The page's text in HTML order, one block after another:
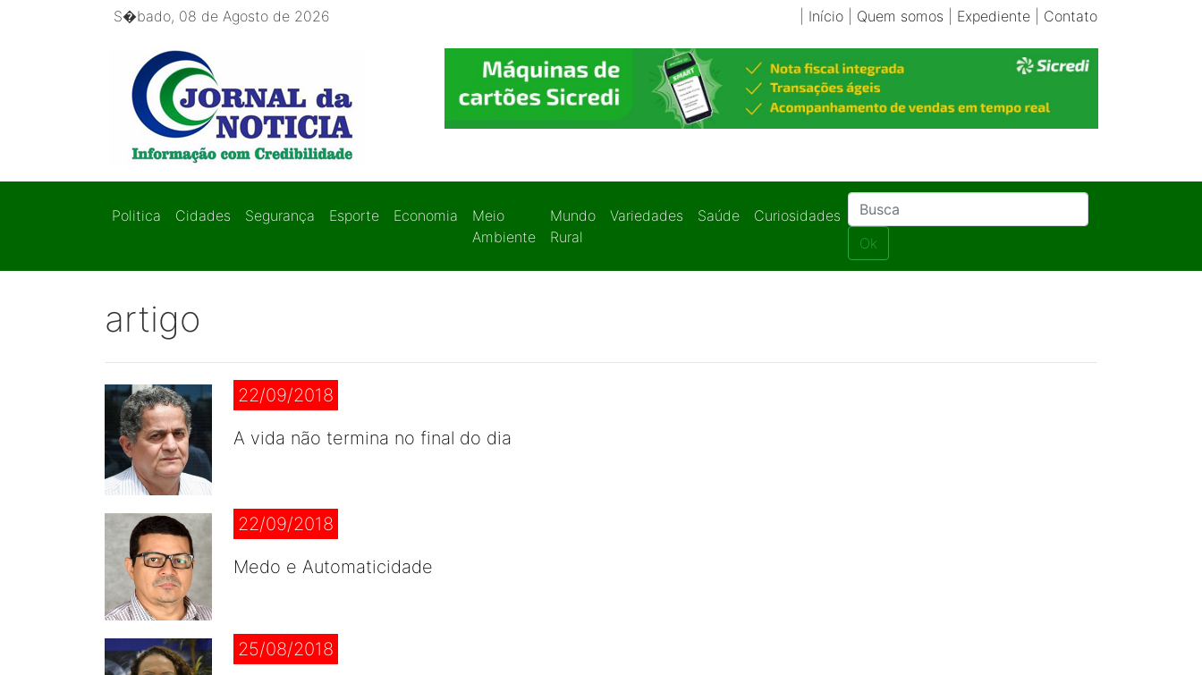
S�bado, 08 de Agosto de 2026 Início| Quem somos Expediente| Contato
Politica Cidades Segurança Esporte Economia
Meio
Ambiente
Mundo
Rural
Variedades Saúde
Curiosidades
Ok
artigo
22/09/2018
A vida não termina no final do dia
22/09/2018
Medo e Automaticidade
25/08/2018